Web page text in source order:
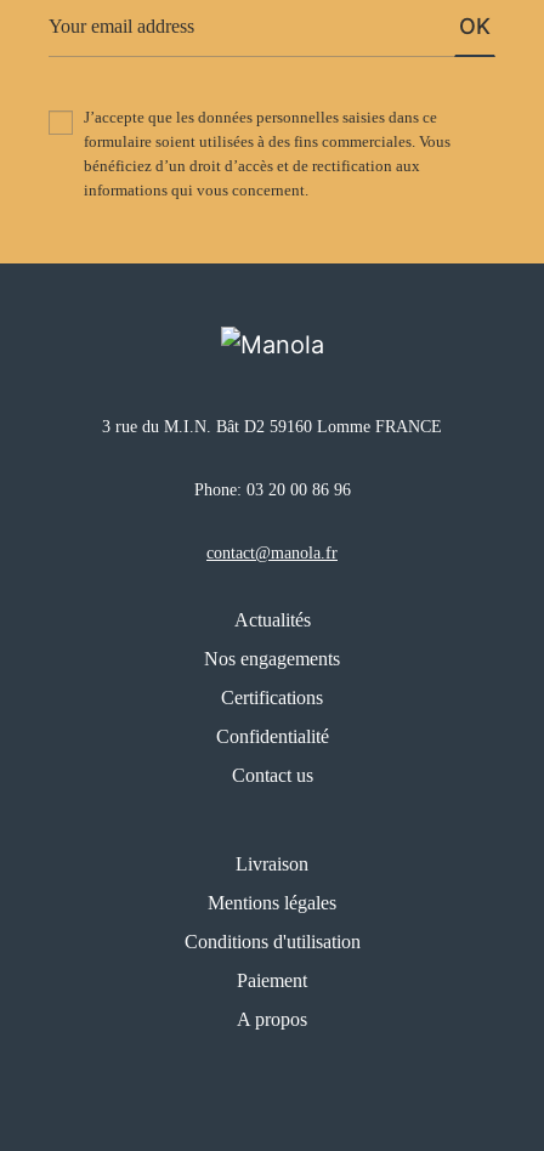
3 rue du M.I.N. Bât D2 59160 Lomme FRANCE
Phone: 03 20 00 86 96
contact@manola.fr
Actualités
Nos engagements
Certifications
Confidentialité
Contact us
Livraison
Mentions légales
Conditions d'utilisation
Paiement
A propos
OK
J’accepte que les données personnelles saisies dans ce
formulaire soient utilisées à des fins commerciales. Vous
bénéficiez d’un droit d’accès et de rectification aux
informations qui vous concernent.